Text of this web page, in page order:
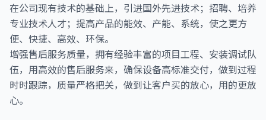
在公司现有技术的基础上，引进国外先进技术；招聘、培养
专业技术人才；提高产品的能效、产能、系统，使之更方
便、快捷、高效、环保。
增强售后服务质量，拥有经验丰富的项目工程、安装调试队
伍，用高效的售后服务来，确保设备高标准交付，做到过程
时时跟踪，质量严格把关，做到让客户买的放心，用的更放
心。